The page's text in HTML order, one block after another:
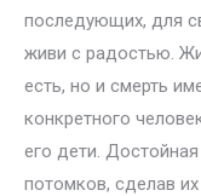
последующих, для
живи с радостью.
есть, но и смерть
конкретного
его дети.
потомков, сделав